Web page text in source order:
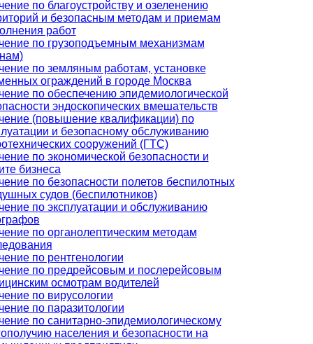
по благоустройству и озеленению
и безопасным методам и приемам
работ
по грузоподъемным механизмам
по земляным работам, установке
ограждений в городе Москва
по обеспечению эпидемиологической
эндоскопических вмешательств
(повышение квалификации) по
и безопасному обслуживанию
сооружений (ГТС)
по экономической безопасности и
бизнеса
по безопасности полетов беспилотных
судов (беспилотников)
по эксплуатации и обслуживанию
по органолептическим методам
по рентгенологии
по предрейсовым и послерейсовым
осмотрам водителей
по вирусологии
по паразитологии
по санитарно-эпидемиологическому
населения и безопасности на